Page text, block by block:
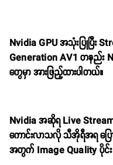
Nvidia GPU အသုံးပြုပြီး
Generation AV1 တနည်း
တွေမှာ အားဖြည့်ထားပါတယ်။
Nvidia အဆိုရ Live
ကောင်းလာသလို သီအိုရီအရ ပြေ
အတွက် Image Quality ပိုင်